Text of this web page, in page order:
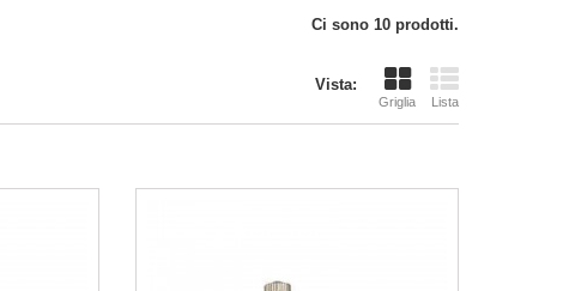
Ci sono 10 prodotti.
Vista:
Griglia Lista